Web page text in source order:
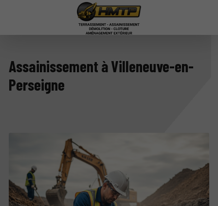
Assainissement à Villeneuve-en-
Perseigne